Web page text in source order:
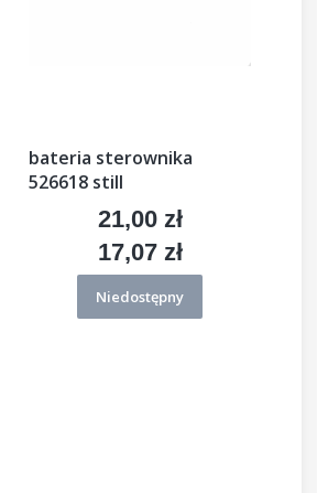
bateria sterownika
526618 still
Cena
21,00 zł
Cena
17,07 zł
Niedostępny